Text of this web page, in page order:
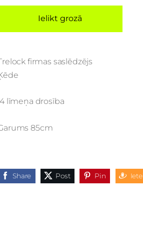
Ielikt grozā
firmas saslēdzējs
līmeņa drosība
85cm
Share Post Pin